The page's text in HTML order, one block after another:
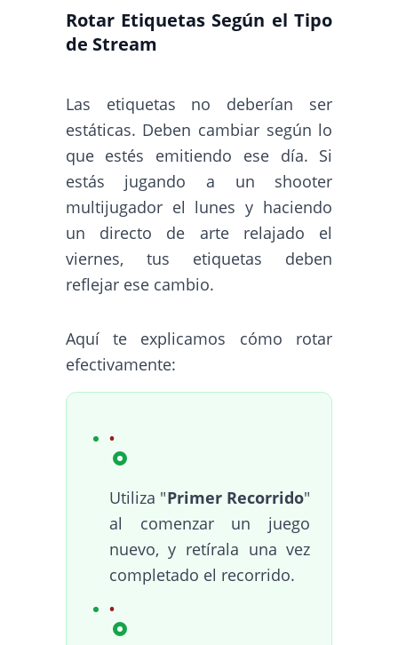
Rotar Etiquetas Según el Tipo
de Stream
Las etiquetas no deberían ser
estáticas. Deben cambiar según lo
que estés emitiendo ese día. Si
estás jugando a un shooter
multijugador el lunes y haciendo
un directo de arte relajado el
viernes, tus etiquetas deben
reflejar ese cambio.
Aquí te explicamos cómo rotar
efectivamente:
Utiliza "Primer Recorrido"
al comenzar un juego
nuevo, y retírala una vez
completado el recorrido.